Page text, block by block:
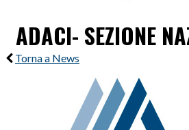
ADACI- SEZIONE
Torna a News